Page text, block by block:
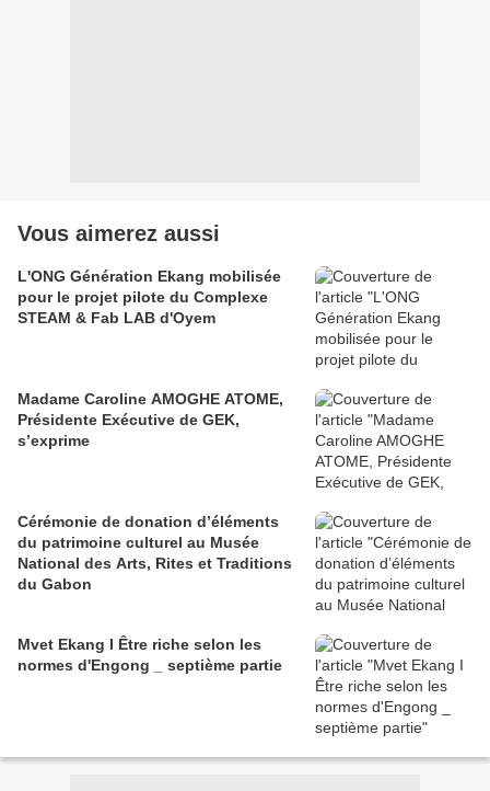
Vous aimerez aussi
L'ONG Génération Ekang mobilisée
pour le projet pilote du Complexe
STEAM & Fab LAB d'Oyem
Madame Caroline AMOGHE ATOME,
Présidente Exécutive de GEK,
s’exprime
Cérémonie de donation d’éléments
du patrimoine culturel au Musée
National des Arts, Rites et Traditions
du Gabon
Mvet Ekang I Être riche selon les
normes d'Engong _ septième partie